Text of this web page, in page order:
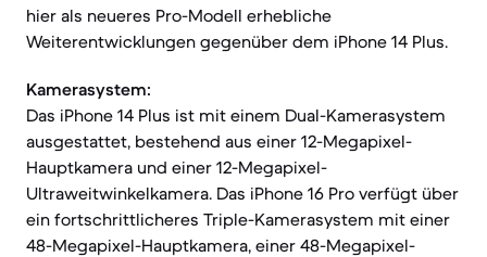
hier als neueres Pro-Modell erhebliche
Weiterentwicklungen gegenüber dem iPhone 14 Plus.
Kamerasystem:
Das iPhone 14 Plus ist mit einem Dual-Kamerasystem
ausgestattet, bestehend aus einer 12-Megapixel-
Hauptkamera und einer 12-Megapixel-
Ultraweitwinkelkamera. Das iPhone 16 Pro verfügt über
ein fortschrittlicheres Triple-Kamerasystem mit einer
48-Megapixel-Hauptkamera, einer 48-Megapixel-